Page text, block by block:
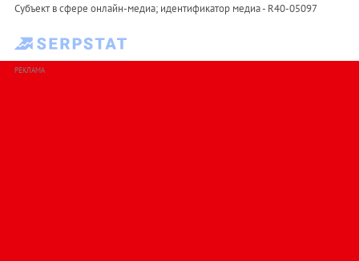
Субъект в сфере онлайн-медиа; идентификатор медиа - R40-05097
РЕКЛАМА